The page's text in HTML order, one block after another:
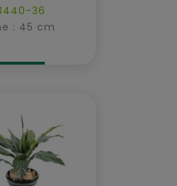
36
: 45 cm